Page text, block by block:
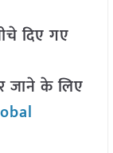
दिए गए
जाने के लिए